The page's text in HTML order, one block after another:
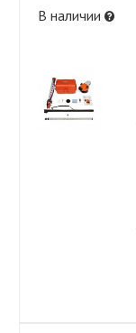
В наличии